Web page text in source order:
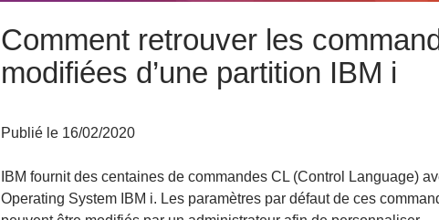
Comment retrouver les
modifiées d’une partition IBM i
Publié le 16/02/2020
IBM fournit des centaines de commandes CL (Control Language)
Operating System IBM i. Les paramètres par défaut de ces